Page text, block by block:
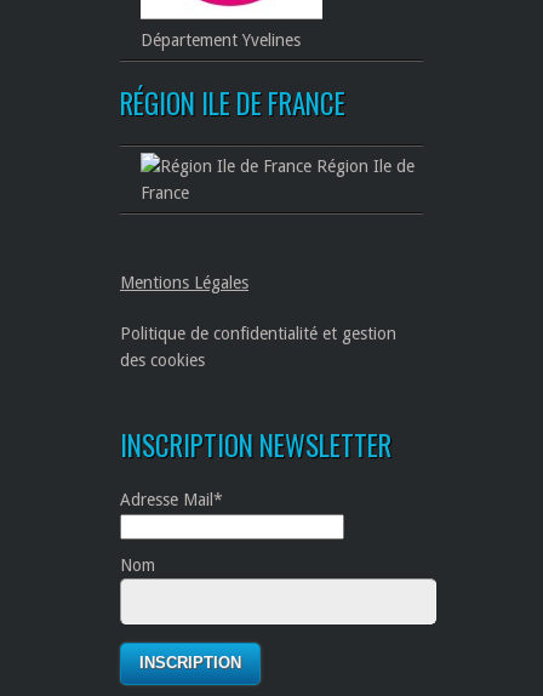
Département Yvelines
RÉGION ILE DE FRANCE
Région Ile de
France
Mentions Légales
Politique de confidentialité et gestion
des cookies
INSCRIPTION NEWSLETTER
Adresse Mail*
Nom